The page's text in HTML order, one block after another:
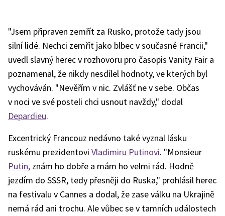
"Jsem připraven zemřít za Rusko, protože tady jsou
silní lidé. Nechci zemřít jako blbec v současné Francii,"
uvedl slavný herec v rozhovoru pro časopis Vanity Fair a
poznamenal, že nikdy nesdílel hodnoty, ve kterých byl
vychováván. "Nevěřím v nic. Zvlášť ne v sebe. Občas
v noci ve své posteli chci usnout navždy," dodal
Depardieu.
Excentrický Francouz nedávno také vyznal lásku
ruskému prezidentovi Vladimiru Putinovi. "Monsieur
Putin, znám ho dobře a mám ho velmi rád. Hodně
jezdím do SSSR, tedy přesněji do Ruska," prohlásil herec
na festivalu v Cannes a dodal, že zase válku na Ukrajině
nemá rád ani trochu. Ale vůbec se v tamních událostech